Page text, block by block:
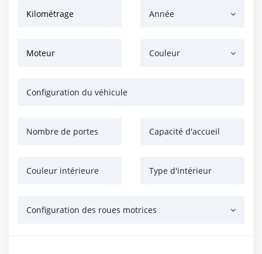
Kilométrage
Moteur
Année
Couleur
Configuration du véhicule
Nombre de portes
Couleur intérieure
Capacité d'accueil
Type d'intérieur
Configuration des roues motrices